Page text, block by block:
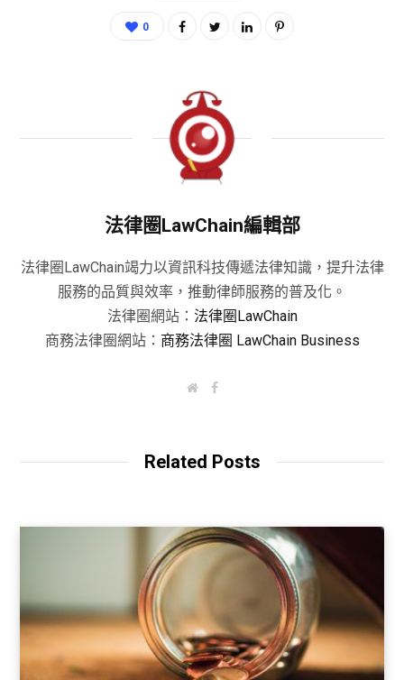
0
法律圈LawChain編輯部
法律圈LawChain竭力以資訊科技傳遞法律知識，提升法律
服務的品質與效率，推動律師服務的普及化。
法律圈網站： 法律圈LawChain
商務法律圈網站： 商務法律圈 LawChain Business
W
e
F
o
Related Posts